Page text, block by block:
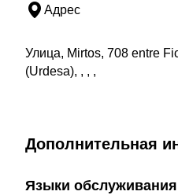
Адрес
Улица, Mirtos, 708 entre
(Urdesa), , , ,
Дополнительная
Языки